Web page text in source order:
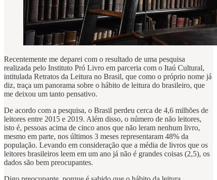
Recentemente me deparei com o resultado de uma pesquisa
realizada pelo Instituto Pró Livro em parceria com o Itaú Cultural,
intitulada Retratos da Leitura no Brasil, que como o próprio nome já
diz, traça um panorama sobre o hábito de leitura do brasileiro, que
me deixou um tanto pensativo.
De acordo com a pesquisa, o Brasil perdeu cerca de 4,6 milhões de
leitores entre 2015 e 2019. Além disso, o número de não leitores,
isto é, pessoas acima de cinco anos que não leram nenhum livro,
mesmo em parte, nos últimos 3 meses representaram 48% da
população. Levando em consideração que a média de livros que os
leitores brasileiros leem em um ano já não é grandes coisas (2,5), os
dados são bem preocupantes.